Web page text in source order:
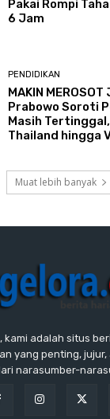
Pakai Rompi
6 Jam
PENDIDIKAN
MAKIN MEROSOT
Prabowo Soroti
Masih
Thailand hingga
Muat lebih banyak
kami adalah situs
yang penting,
narasumber-